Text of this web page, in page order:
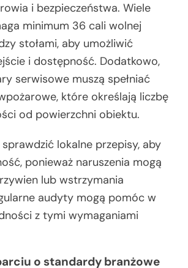
i bezpieczeństwa. Wiele
minimum 36 cali wolnej
stołami, aby umożliwić
i dostępność. Dodatkowo,
serwisowe muszą spełniać
które określają liczbę
od powierzchni obiektu.
lokalne przepisy, aby
ponieważ naruszenia mogą
lub wstrzymania
audyty mogą pomóc w
z tymi wymaganiami
o standardy branżowe